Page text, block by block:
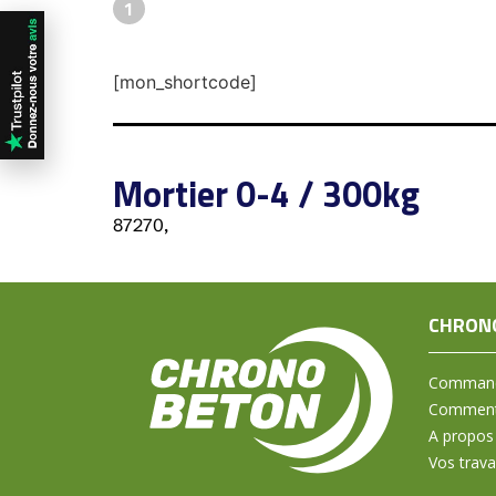
1
[mon_shortcode]
Mortier 0-4 / 300kg
87270,
A propos
Vos